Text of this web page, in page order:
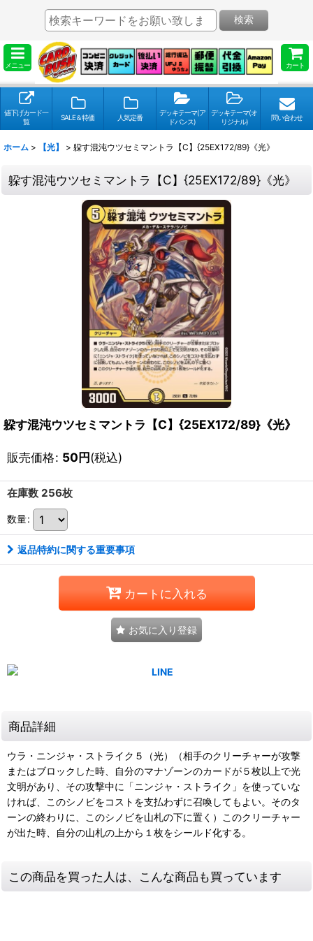
メニュー カート
検索
値下げカード一
覧
SALE＆特価 人気定番
デッキテーマ(ア
ドバンス)
デッキテーマ(オ
リジナル)
問い合わせ
ホーム > 【光】 > 躱す混沌ウツセミマントラ【C】{25EX172/89}《光》
躱す混沌ウツセミマントラ【C】{25EX172/89}《光》
躱す混沌ウツセミマントラ【C】{25EX172/89}《光》
販売価格: 50円(税込)
在庫数 256枚
数量:
返品特約に関する重要事項
カートに入れる
お気に入り登録
商品詳細
ウラ・ニンジャ・ストライク５（光）（相手のクリーチャーが攻撃
またはブロックした時、自分のマナゾーンのカードが５枚以上で光
文明があり、その攻撃中に「ニンジャ・ストライク」を使っていな
ければ、このシノビをコストを支払わずに召喚してもよい。そのタ
ーンの終わりに、このシノビを山札の下に置く）このクリーチャー
が出た時、自分の山札の上から１枚をシールド化する。
この商品を買った人は、こんな商品も買っています